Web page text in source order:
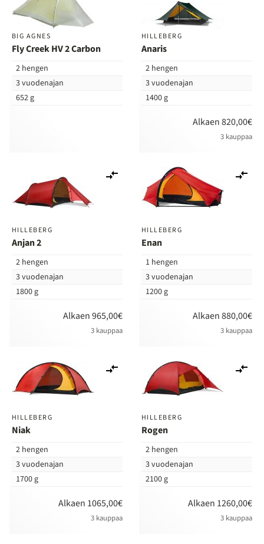
BIG AGNES
Fly Creek HV 2 Carbon
2 hengen
3 vuodenajan
652 g
HILLEBERG
Anaris
2 hengen
3 vuodenajan
1400 g
Alkaen 820,00€
3 kauppaa
HILLEBERG
Anjan 2
2 hengen
3 vuodenajan
1800 g
Alkaen 965,00€
3 kauppaa
vertailuun
HILLEBERG
Enan
1 hengen
3 vuodenajan
1200 g
Alkaen 880,00€
3 kauppaa
HILLEBERG
Niak
2 hengen
3 vuodenajan
1700 g
Alkaen 1065,00€
3 kauppaa
vertailuun
HILLEBERG
Rogen
2 hengen
3 vuodenajan
2100 g
Alkaen 1260,00€
3 kauppaa